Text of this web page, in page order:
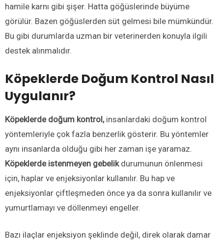
hamile karnı gibi şişer. Hatta göğüslerinde büyüme
görülür. Bazen göğüslerden süt gelmesi bile mümkündür.
Bu gibi durumlarda uzman bir veterinerden konuyla ilgili
destek alınmalıdır.
Köpeklerde Doğum Kontrol Nasıl
Uygulanır?
Köpeklerde doğum kontrol,insanlardaki doğum kontrol
yöntemleriyle çok fazla benzerlik gösterir. Bu yöntemler
aynı insanlarda olduğu gibi her zaman işe yaramaz.
Köpeklerde istenmeyen gebelikdurumunun önlenmesi
için, haplar ve enjeksiyonlar kullanılır. Bu hap ve
enjeksiyonlar çiftleşmeden önce ya da sonra kullanılır ve
yumurtlamayı ve döllenmeyi engeller.
Bazı ilaçlar enjeksiyon şeklinde değil, direk olarak damar